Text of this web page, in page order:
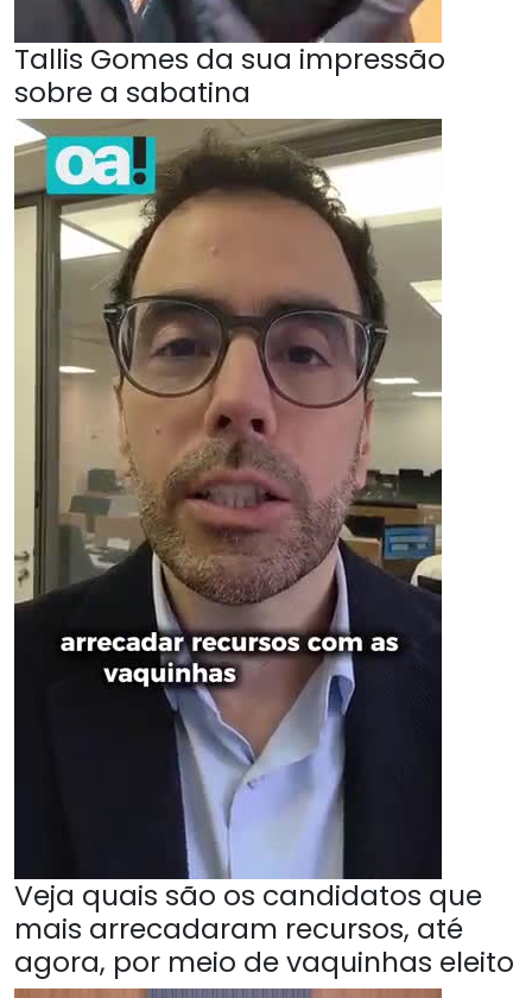
Tallis Gomes da sua impressão
sobre a sabatina
Veja quais são os candidatos que
mais arrecadaram recursos, até
agora, por meio de vaquinhas eleito